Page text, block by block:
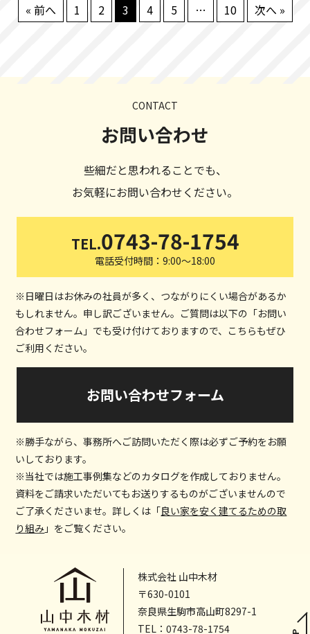
« 前へ 1 2 3 4 5 … 10 次へ »
CONTACT
お問い合わせ
些細だと思われることでも、
お気軽にお問い合わせください。
TEL.0743-78-1754
電話受付時間：9:00～18:00
※日曜日はお休みの社員が多く、つながりにくい場合があるか
もしれません。申し訳ございません。ご質問は以下の「お問い
合わせフォーム」でも受け付けておりますので、こちらもぜひ
ご利用ください。
お問い合わせフォーム
※勝手ながら、事務所へご訪問いただく際は必ずご予約をお願
いしております。
※当社では施工事例集などのカタログを作成しておりません。
資料をご請求いただいてもお送りするものがございませんので
ご了承くださいませ。詳しくは「良い家を安く建てるための取
り組み 」をご覧ください。
株式会社 山中木材
〒630-0101
奈良県生駒市高山町8297-1
TEL： 0743-78-1754